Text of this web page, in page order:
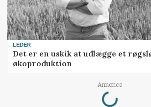
LEDER
Det er en uskik at udlægge et
økoproduktion
Annonce
Loading...